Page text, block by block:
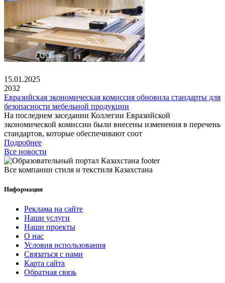
15.01.2025
2032
Евразийская экономическая комиссия обновила стандарты для
безопасности мебельной продукции
На последнем заседании Коллегии Евразийской
экономической комиссии были внесены изменения в перечень
стандартов, которые обеспечивают соот
Подробнее
Все новости
Все компании стиля и текстиля Казахстана
Информация
Реклама на сайте
Наши услуги
Наши проекты
О нас
Условия использования
Связаться с нами
Карта сайта
Обратная связь